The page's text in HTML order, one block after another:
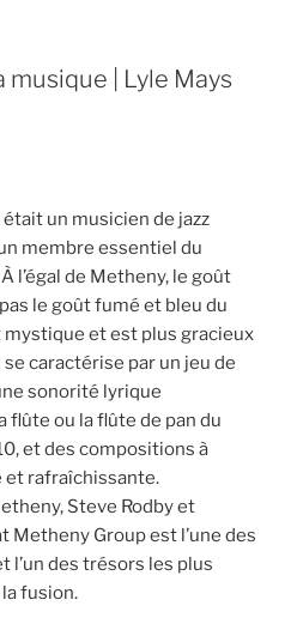
| Lyle Mays
un musicien de jazz
membre essentiel du
l’égal de Metheny, le goût
le goût fumé et bleu du
mystique et est plus gracieux
caractérise par un jeu de
sonorité lyrique
ou la flûte de pan du
et des compositions à
et rafraîchissante.
Steve Rodby et
Metheny Group est l’une des
l’un des trésors les plus
fusion.